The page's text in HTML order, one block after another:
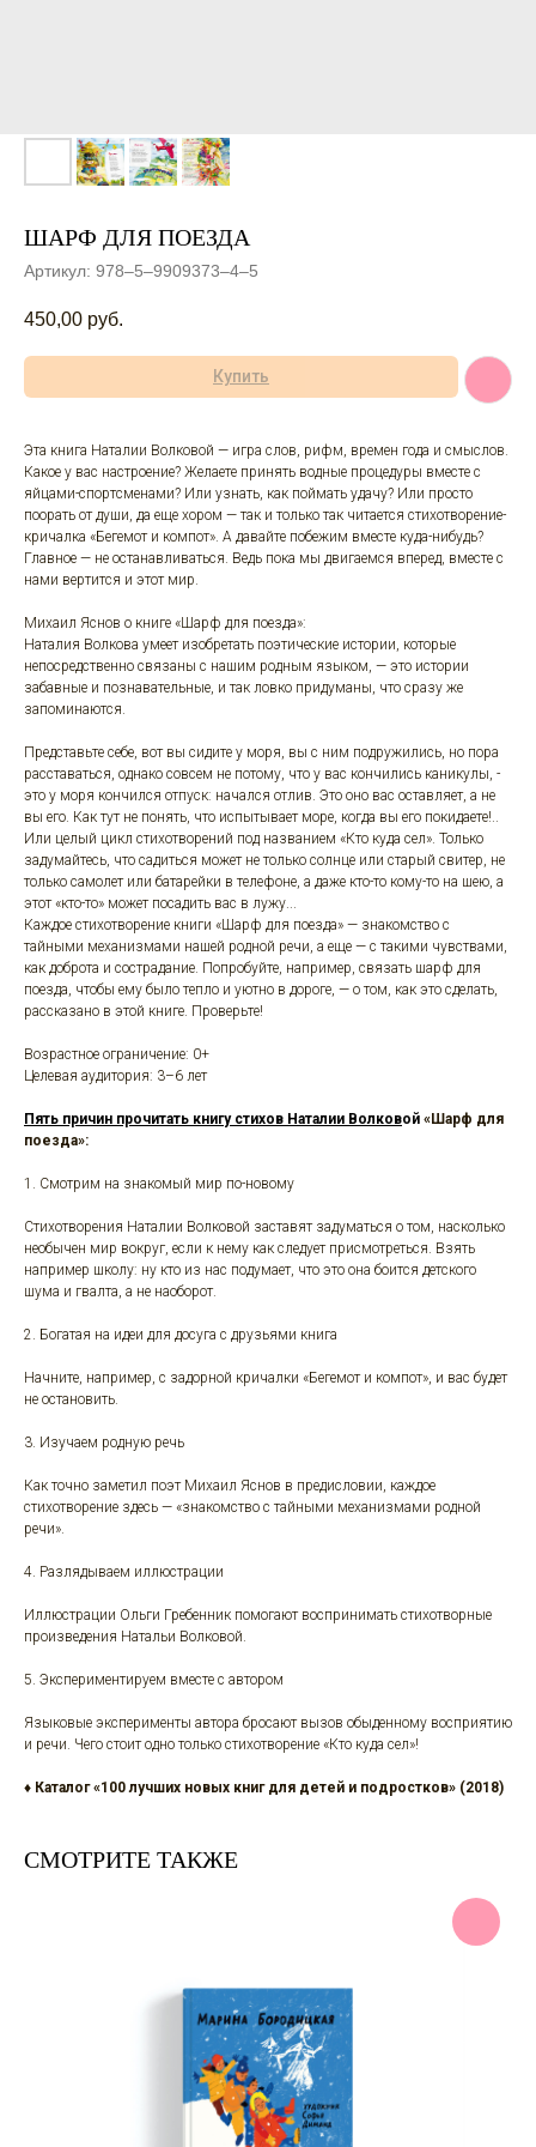
ШАРФ ДЛЯ ПОЕЗДА
Артикул: 978–5–9909373–4–5
450,00 руб.
Купить
Эта книга Наталии Волковой — игра слов, рифм, времен года и смыслов.
Какое у вас настроение? Желаете принять водные процедуры вместе с
яйцами-спортсменами? Или узнать, как поймать удачу? Или просто
поорать от души, да еще хором — так и только так читается стихотворение-
кричалка «Бегемот и компот». А давайте побежим вместе куда-нибудь?
Главное — не останавливаться. Ведь пока мы двигаемся вперед, вместе с
нами вертится и этот мир.
Михаил Яснов о книге «Шарф для поезда»:
Наталия Волкова умеет изобретать поэтические истории, которые
непосредственно связаны с нашим родным языком, — это истории
забавные и познавательные, и так ловко придуманы, что сразу же
запоминаются.
Представьте себе, вот вы сидите у моря, вы с ним подружились, но пора
расставаться, однако совсем не потому, что у вас кончились каникулы, -
это у моря кончился отпуск: начался отлив. Это оно вас оставляет, а не
вы его. Как тут не понять, что испытывает море, когда вы его покидаете!..
Или целый цикл стихотворений под названием «Кто куда сел». Только
задумайтесь, что садиться может не только солнце или старый свитер, не
только самолет или батарейки в телефоне, а даже кто-то кому-то на шею, а
этот «кто-то» может посадить вас в лужу...
Каждое стихотворение книги «Шарф для поезда» — знакомство с
тайными механизмами нашей родной речи, а еще — с такими чувствами,
как доброта и сострадание. Попробуйте, например, связать шарф для
поезда, чтобы ему было тепло и уютно в дороге, — о том, как это сделать,
рассказано в этой книге. Проверьте!
Возрастное ограничение: 0+
Целевая аудитория: 3–6 лет
Пять причин прочитать книгу стихов Наталии Волковой «Шарф для
поезда»:
1. Смотрим на знакомый мир по-новому
Стихотворения Наталии Волковой заставят задуматься о том, насколько
необычен мир вокруг, если к нему как следует присмотреться. Взять
например школу: ну кто из нас подумает, что это она боится детского
шума и гвалта, а не наоборот.
2. Богатая на идеи для досуга с друзьями книга
Начните, например, с задорной кричалки «Бегемот и компот», и вас будет
не остановить.
3. Изучаем родную речь
Как точно заметил поэт Михаил Яснов в предисловии, каждое
стихотворение здесь — «знакомство с тайными механизмами родной
речи».
4. Разлядываем иллюстрации
Иллюстрации Ольги Гребенник помогают воспринимать стихотворные
произведения Натальи Волковой.
5. Экспериментируем вместе с автором
Языковые эксперименты автора бросают вызов обыденному восприятию
и речи. Чего стоит одно только стихотворение «Кто куда сел»!
♦ Каталог «100 лучших новых книг для детей и подростков» (2018)
CМОТРИТЕ ТАКЖЕ